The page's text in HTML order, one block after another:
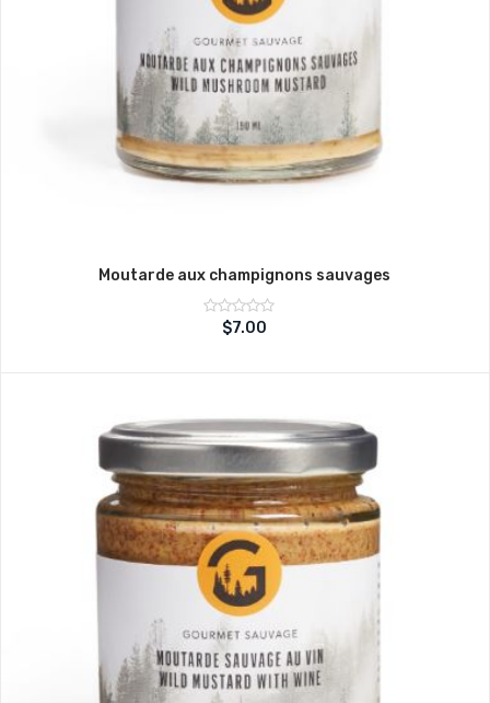
Moutarde aux champignons sauvages
Note
sur
$7.00